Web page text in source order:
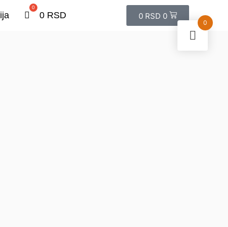
0 RSD 0 RSD 0
0